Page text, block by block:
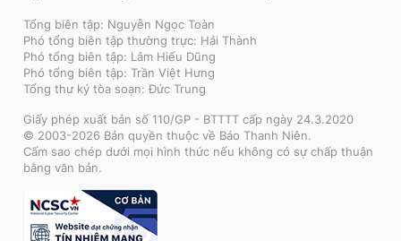
Tổng biên tập: Nguyễn Ngọc Toàn
Phó tổng biên tập thường trực: Hải Thành
Phó tổng biên tập: Lâm Hiếu Dũng
Phó tổng biên tập: Trần Việt Hưng
Tổng thư ký tòa soạn: Đức Trung
Giấy phép xuất bản số 110/GP - BTTTT cấp ngày 24.3.2020
© 2003-2026 Bản quyền thuộc về Báo Thanh Niên.
Cấm sao chép dưới mọi hình thức nếu không có sự chấp thuận
bằng văn bản.